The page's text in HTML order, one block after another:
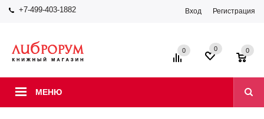
+7-499-403-1882 Вход Регистрация
МЕНЮ
0 0 0